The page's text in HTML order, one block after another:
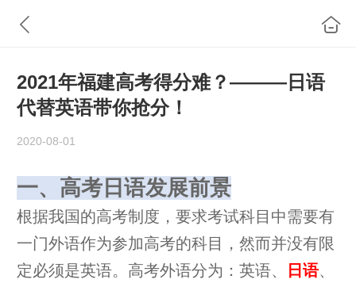
2021年福建高考得分难？———日语
代替英语带你抢分！
2020-08-01
一、高考日语发展前景
根据我国的高考制度，要求考试科目中需要有
一门外语作为参加高考的科目，然而并没有限
定必须是英语。高考外语分为：英语、
日语、